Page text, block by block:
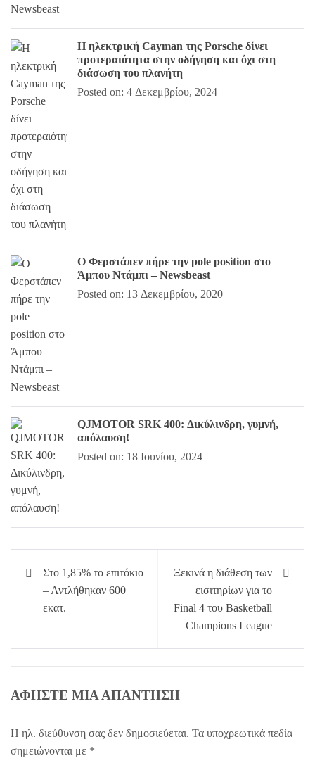
Η ηλεκτρική Cayman της Porsche δίνει
προτεραιότητα στην οδήγηση και όχι στη
διάσωση του πλανήτη
Posted on: 4 Δεκεμβρίου, 2024
Ο Φερστάπεν πήρε την pole position στο
Άμπου Ντάμπι – Newsbeast
Posted on: 13 Δεκεμβρίου, 2020
QJMOTOR SRK 400: Δικύλινδρη, γυμνή,
απόλαυση!
Posted on: 18 Ιουνίου, 2024
Πλοήγηση
άρθρων
Στο 1,85% το επιτόκιο
– Αντλήθηκαν 600
εκατ.
Ξεκινά η διάθεση των
εισιτηρίων για το
Final 4 του Basketball
Champions League
ΑΦΉΣΤΕ ΜΙΑ ΑΠΆΝΤΗΣΗ
Η ηλ. διεύθυνση σας δεν δημοσιεύεται. Τα υποχρεωτικά πεδία
σημειώνονται με *